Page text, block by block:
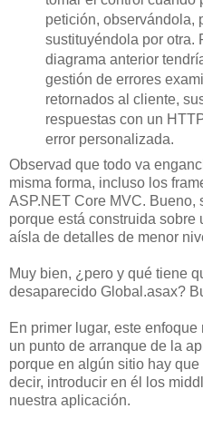
petición, observándola,
sustituyéndola por otra.
diagrama anterior
gestión de errores
retornados al cliente,
respuestas con un
error personalizada.
Observad que todo va
misma forma, incluso los
ASP.NET Core MVC. Bueno,
porque está construida sobre
aísla de detalles de menor
Muy bien, ¿pero y qué tiene
desaparecido Global.asax?
En primer lugar, este
un punto de arranque de la
porque en algún sitio hay
decir, introducir en él los
nuestra aplicación.